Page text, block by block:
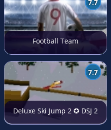
7.7
Football Team
7.7
Deluxe Ski Jump 2 ✪ DSJ 2